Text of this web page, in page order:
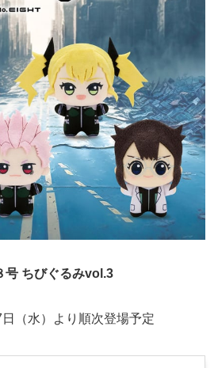
号 ちびぐるみvol.3
（水）より順次登場予定